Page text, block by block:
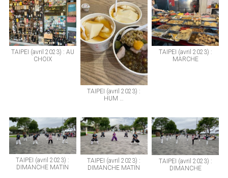
TAIPEI (avril 2023) : AU
CHOIX
TAIPEI (avril 2023) :
HUM …
TAIPEI (avril 2023) :
MARCHE
TAIPEI (avril 2023) :
DIMANCHE MATIN
TAIPEI (avril 2023) :
DIMANCHE MATIN
TAIPEI (avril 2023) :
DIMANCHE